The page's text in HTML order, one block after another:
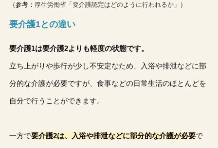
（参考： 厚生労働省「要介護認定はどのように行われるか」 ）
要介護1との違い
要介護1は要介護2よりも軽度の状態です。
立ち上がりや歩行が少し不安定なため、入浴や排泄などに部
分的な介護が必要ですが、食事などの日常生活のほとんどを
自分で行うことができます。
一方で要介護2は、入浴や排泄などに部分的な介護が必要で